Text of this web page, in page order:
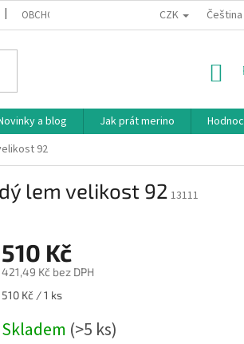
OBCHODNÍ PODMÍNKY PODMÍNKY
CZK Čeština
a blog Jak prát merino
92
lem velikost 92 13111
510 Kč
421,49 Kč bez DPH
Měrná
510 Kč / 1 ks
Skladem (>5 ks)